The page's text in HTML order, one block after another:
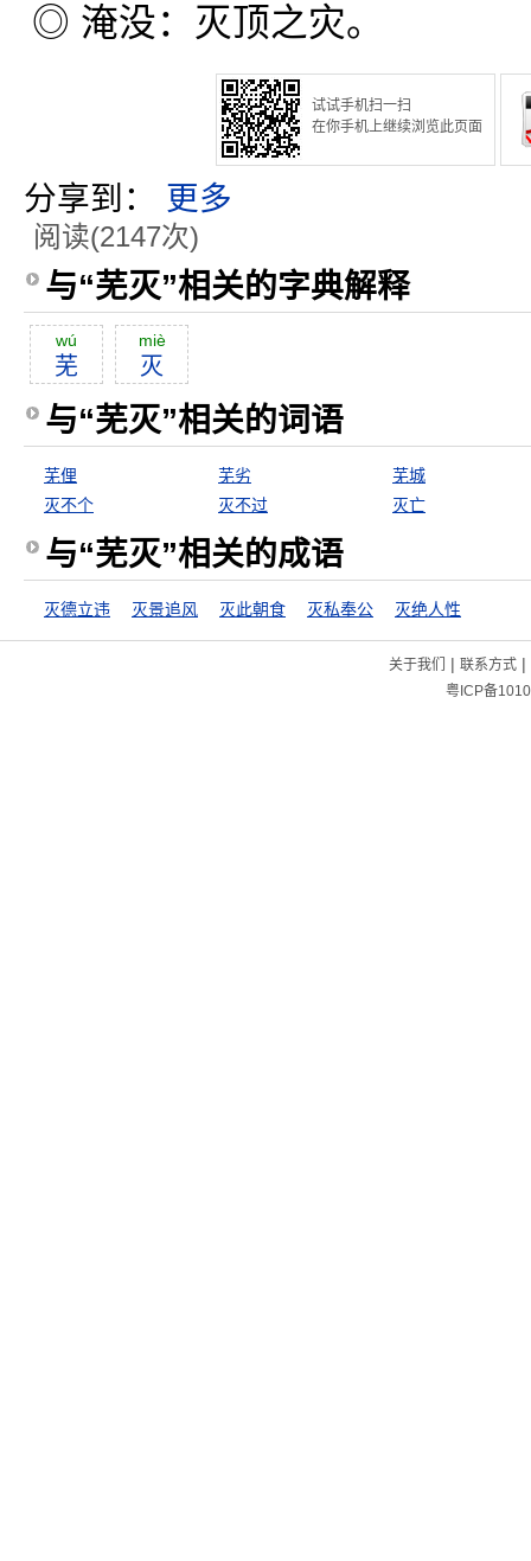
◎ 淹没：灭顶之灾。
试试手机扫一扫
在你手机上继续浏览此页面
分享到： 更多
阅读(2147次)
与“芜灭”相关的字典解释
wú
芜
miè
灭
与“芜灭”相关的词语
芜俚 芜劣
芜城
灭不个
灭不过 灭亡
与“芜灭”相关的成语
灭德立违 灭景追风 灭此朝食 灭私奉公 灭绝人性
关于我们 | 联系方式|
粤ICP备